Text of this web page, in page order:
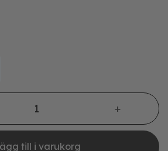
till i varukorg